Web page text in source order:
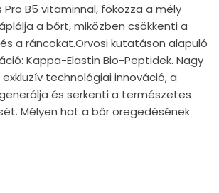
B5 vitaminnal, fokozza a mély
a bőrt, miközben csökkenti a
a ráncokat.Orvosi kutatáson alapuló
Kappa-Elastin Bio-Peptidek. Nagy
technológiai innováció, a
és serkenti a természetes
Mélyen hat a bőr öregedésének